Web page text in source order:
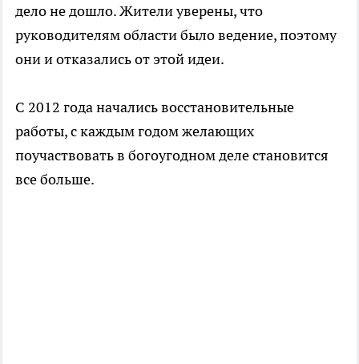
дело не дошло. Жители уверены, что
руководителям области было ведение, поэтому
они и отказались от этой идеи.
С 2012 года начались восстановительные
работы, с каждым годом желающих
поучаствовать в богоугодном деле становится
все больше.